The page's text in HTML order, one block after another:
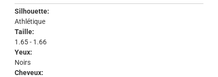
Silhouette:
Athlétique
Taille:
1.65 - 1.66
Yeux:
Noirs
Cheveux: